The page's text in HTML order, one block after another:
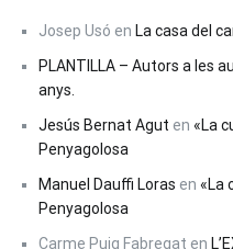
Josep Usó en La casa del
PLANTILLA – Autors a les
anys.
Jesús Bernat Agut en «La
Penyagolosa
Manuel Dauffi Loras en «La
Penyagolosa
Carme Puig Fabregat en